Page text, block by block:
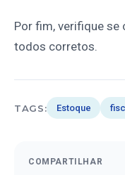
Por fim, verifique
todos corretos.
TAGS: Estoque
COMPARTILHAR